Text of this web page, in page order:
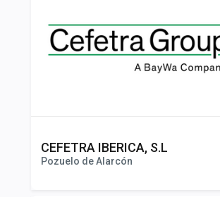
CEFETRA IBERICA, S.L
Pozuelo de Alarcón